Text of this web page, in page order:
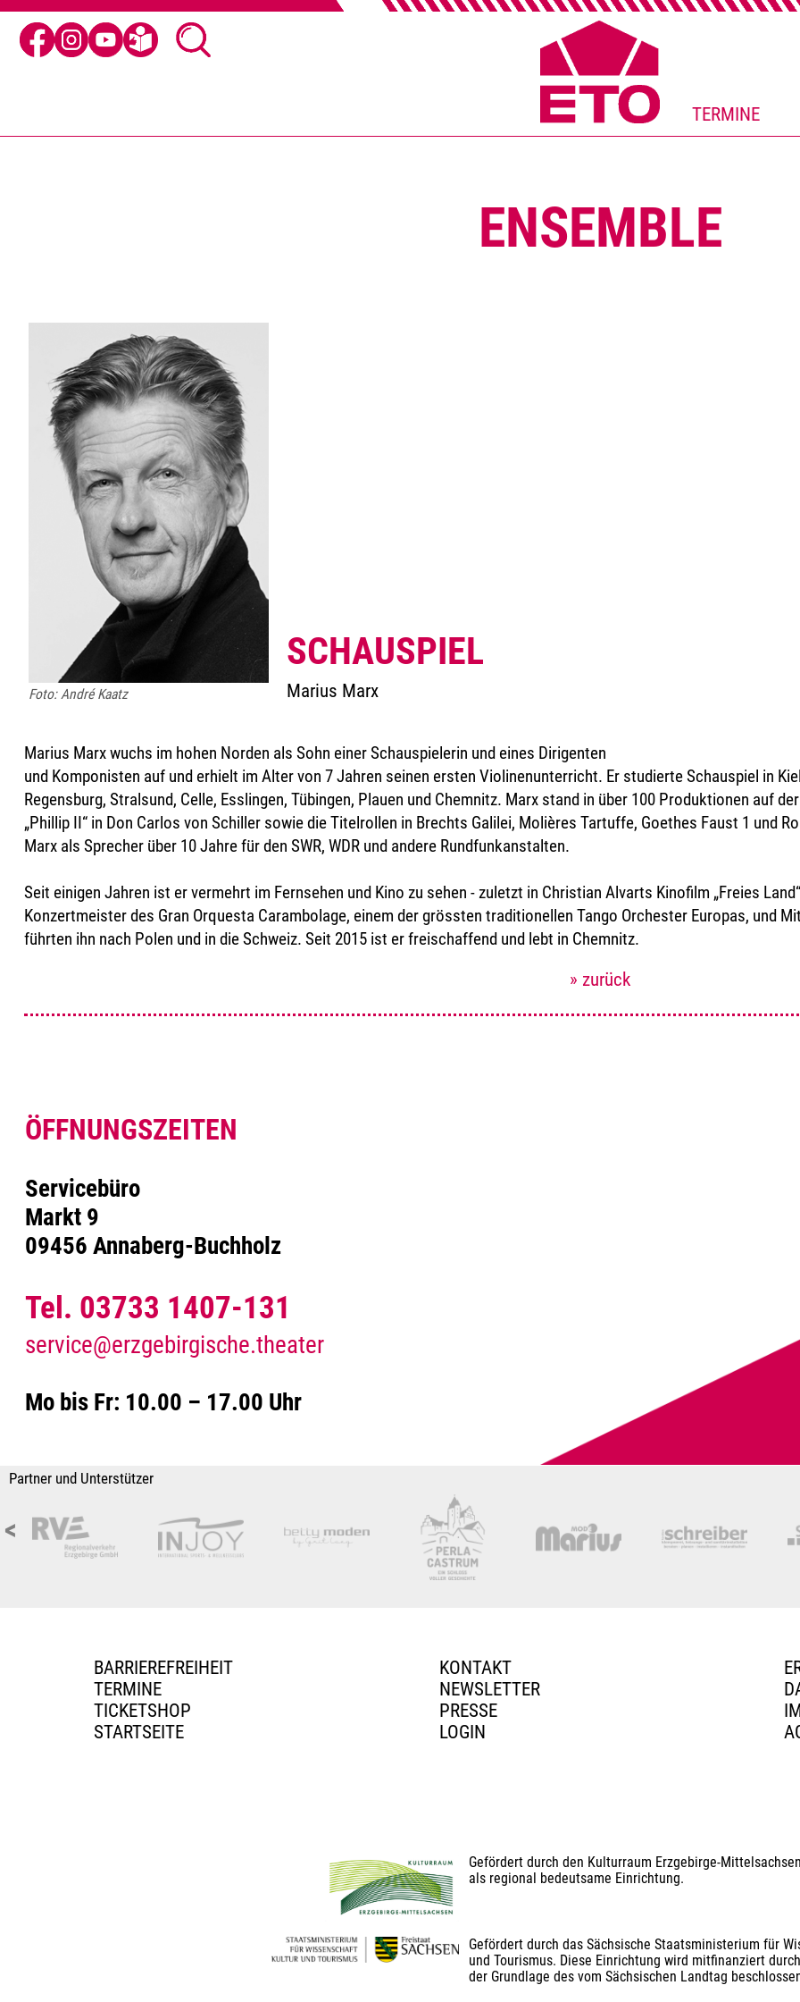
TERMINE
ENSEMBLE
Foto: André Kaatz
SCHAUSPIEL
Marius Marx
Marius Marx wuchs im hohen Norden als Sohn einer Schauspielerin und eines Dirigenten
und Komponisten auf und erhielt im Alter von 7 Jahren seinen ersten Violinenunterricht. Er studierte Schauspiel in
Regensburg, Stralsund, Celle, Esslingen, Tübingen, Plauen und Chemnitz. Marx stand in über 100 Produktionen auf
„Phillip II“ in Don Carlos von Schiller sowie die Titelrollen in Brechts Galilei, Molières Tartuffe, Goethes Faust 1 und
Marx als Sprecher über 10 Jahre für den SWR, WDR und andere Rundfunkanstalten.
Seit einigen Jahren ist er vermehrt im Fernsehen und Kino zu sehen - zuletzt in Christian Alvarts Kinofilm „Freies
Konzertmeister des Gran Orquesta Carambolage, einem der grössten traditionellen Tango Orchester Europas, und
führten ihn nach Polen und in die Schweiz. Seit 2015 ist er freischaffend und lebt in Chemnitz.
» zurück
ÖFFNUNGSZEITEN
Servicebüro
Markt 9
09456 Annaberg-Buchholz
Tel. 03733 1407-131
service@erzgebirgische.theater
Mo bis Fr: 10.00 – 17.00 Uhr
Partner und Unterstützer
<
BARRIEREFREIHEIT
TERMINE
TICKETSHOP
STARTSEITE
KONTAKT
NEWSLETTER
PRESSE
LOGIN
Gefördert durch den Kulturraum Erzgebirge-
als regional bedeutsame Einrichtung.
Gefördert durch das Sächsische Staatsministerium für
und Tourismus. Diese Einrichtung wird mitfinanziert
der Grundlage des vom Sächsischen Landtag